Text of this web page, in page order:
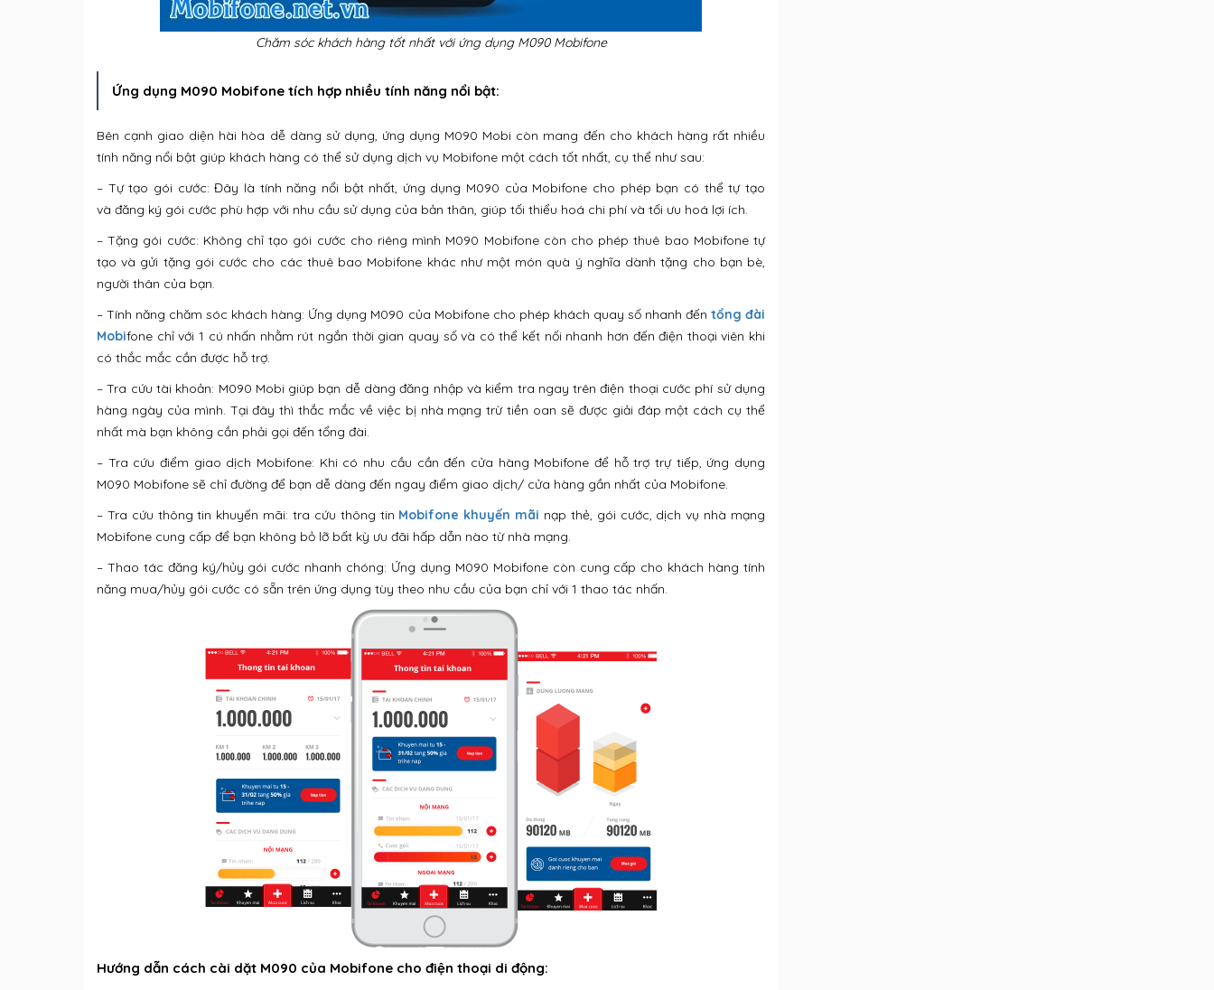
Chăm sóc khách hàng tốt nhất với ứng dụng M090 Mobifone
Ứng dụng M090 Mobifone tích hợp nhiều tính năng nổi bật:
Bên cạnh giao diện hài hòa dễ dàng sử dụng, ứng dụng M090 Mobi còn mang đến cho khách hàng rất nhiều
tính năng nổi bật giúp khách hàng có thể sử dụng dịch vụ Mobifone một cách tốt nhất, cụ thể như sau:
– Tự tạo gói cước: Đây là tính năng nổi bật nhất, ứng dụng M090 của Mobifone cho phép bạn có thể tự tạo
và đăng ký gói cước phù hợp với nhu cầu sử dụng của bản thân, giúp tối thiểu hoá chi phí và tối ưu hoá lợi ích.
– Tặng gói cước: Không chỉ tạo gói cước cho riêng mình M090 Mobifone còn cho phép thuê bao Mobifone tự
tạo và gửi tặng gói cước cho các thuê bao Mobifone khác như một món quà ý nghĩa dành tặng cho bạn bè,
người thân của bạn.
– Tính năng chăm sóc khách hàng: Ứng dụng M090 của Mobifone cho phép khách quay số nhanh đến tổng đài
Mobifone chỉ với 1 cú nhấn nhằm rút ngắn thời gian quay số và có thể kết nối nhanh hơn đến điện thoại viên khi
có thắc mắc cần được hỗ trợ.
– Tra cứu tài khoản: M090 Mobi giúp bạn dễ dàng đăng nhập và kiểm tra ngay trên điện thoại cước phí sử dụng
hàng ngày của mình. Tại đây thì thắc mắc về việc bị nhà mạng trừ tiền oan sẽ được giải đáp một cách cụ thể
nhất mà bạn không cần phải gọi đến tổng đài.
– Tra cứu điểm giao dịch Mobifone: Khi có nhu cầu cần đến cửa hàng Mobifone để hỗ trợ trự tiếp, ứng dụng
M090 Mobifone sẽ chỉ đường để bạn dễ dàng đến ngay điểm giao dịch/ cửa hàng gần nhất của Mobifone.
– Tra cứu thông tin khuyến mãi: tra cứu thông tin Mobifone khuyến mãi nạp thẻ, gói cước, dịch vụ nhà mạng
Mobifone cung cấp để bạn không bỏ lỡ bất kỳ ưu đãi hấp dẫn nào từ nhà mạng.
– Thao tác đăng ký/hủy gói cước nhanh chóng: Ứng dụng M090 Mobifone còn cung cấp cho khách hàng tính
năng mua/hủy gói cước có sẵn trên ứng dụng tùy theo nhu cầu của bạn chỉ với 1 thao tác nhấn.
Hướng dẫn cách cài dặt M090 của Mobifone cho điện thoại di động: